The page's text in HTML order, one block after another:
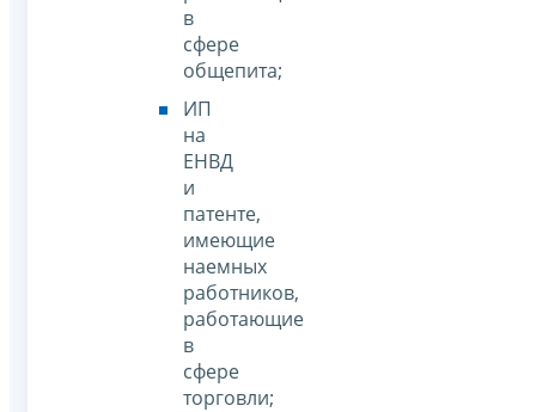
в
сфере
общепита;
ИП
на
ЕНВД
и
патенте,
имеющие
наемных
работников,
работающие
в
сфере
торговли;